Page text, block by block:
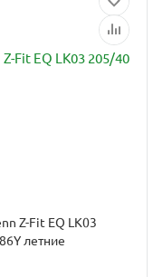
Z-Fit EQ LK03
летние